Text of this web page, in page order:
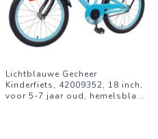
Lichtblauwe Gecheer
Kinderfiets, 42009352, 18 inch,
voor 5-7 jaar oud, hemelsbla...